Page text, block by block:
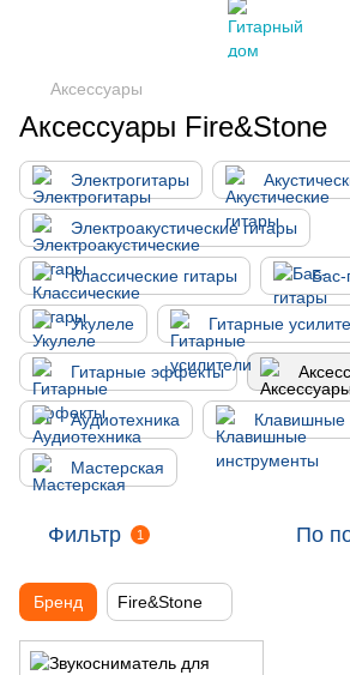
Аксессуары
Аксессуары Fire&Stone
Электрогитары
Электроакустические гитары
Классические гитары Бас-
Укулеле Гитарные
Гитарные эффекты
Аудиотехника Клавишные
Мастерская
Фильтр 1 По
Бренд Fire&Stone